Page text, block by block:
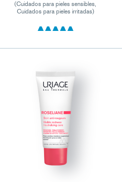
(Cuidados para pieles sensibles,
Cuidados para pieles irritadas)